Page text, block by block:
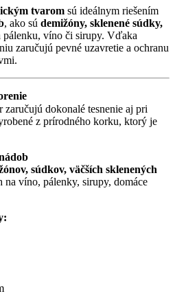
tvarom sú ideálnym riešením
, ako sú demižóny, sklenené súdky,
pálenku, víno či sirupy. Vďaka
zaručujú pevné uzavretie a ochranu
dokonalé tesnenie aj pri
z prírodného korku, ktorý je
súdkov, väčších sklenených
na víno, pálenky, sirupy, domáce